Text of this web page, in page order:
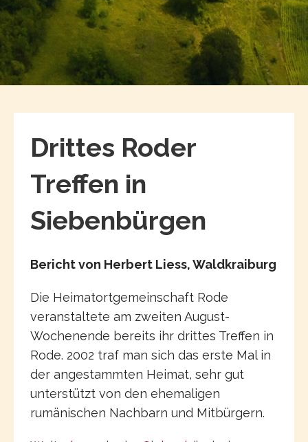
Drittes Roder
Treffen in
Siebenbürgen
Bericht von Herbert Liess, Waldkraiburg
Die Heimatortgemeinschaft Rode
veranstaltete am zweiten August-
Wochenende bereits ihr drittes Treffen in
Rode. 2002 traf man sich das erste Mal in
der angestammten Heimat, sehr gut
unterstützt von den ehemaligen
rumänischen Nachbarn und Mitbürgern.